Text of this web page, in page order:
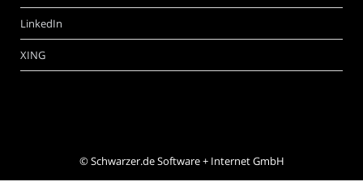
LinkedIn
XING
©Schwarzer.de Software + Internet GmbH